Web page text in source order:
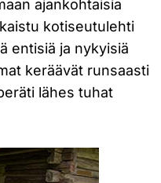
ajankohtaisia
kotiseutulehti
entisiä ja nykyisiä
keräävät runsaasti
lähes tuhat